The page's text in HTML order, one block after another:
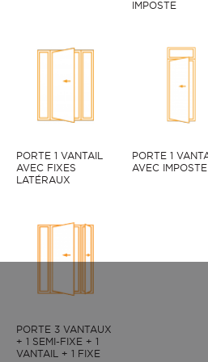
PALAOS-19 face
IMPOSTE
PORTE 1 VANTAIL
AVEC FIXES
LATÉRAUX
PORTE 1
AVEC IMPOSTE
PORTE 3 VANTAUX
+ 1 SEMI-FIXE + 1
VANTAIL + 1 FIXE